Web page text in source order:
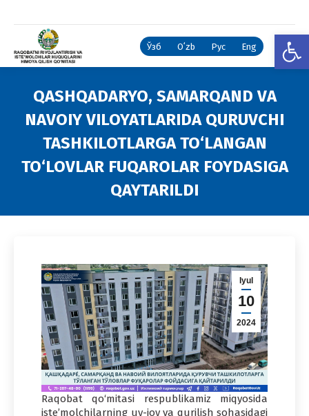
Ўзб Oʻzb Рус Eng
QASHQADARYO, SAMARQAND VA
NAVOIY VILOYATLARIDA QURUVCHI
TASHKILOTLARGA TO‘LANGAN
TO‘LOVLAR FUQAROLAR FOYDASIGA
QAYTARILDI
Iyul
10
2024
Raqobat qo‘mitasi respublikamiz miqyosida
iste’molchilarning uy-joy va qurilish sohasidagi